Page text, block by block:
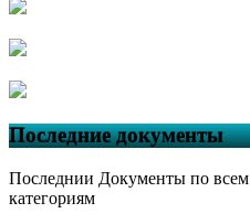
Последние документы
Последнии Документы по всем
категориям